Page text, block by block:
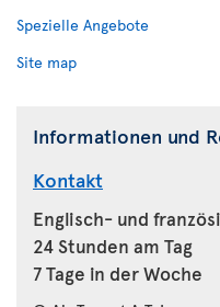
Spezielle Angebote
Site map
Informationen und
Kontakt
Englisch- und
24 Stunden am Tag
7 Tage in der Woche